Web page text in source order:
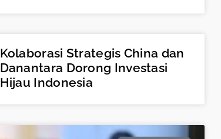
Kolaborasi Strategis China dan
Danantara Dorong Investasi
Hijau Indonesia